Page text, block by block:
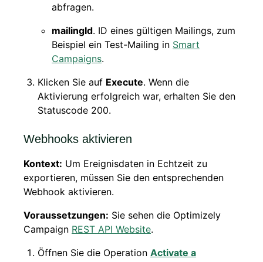
abfragen.
mailingId. ID eines gültigen Mailings, zum
Beispiel ein Test-Mailing in Smart
Campaigns.
Klicken Sie auf Execute. Wenn die
Aktivierung erfolgreich war, erhalten Sie den
Statuscode 200.
Webhooks aktivieren
Kontext: Um Ereignisdaten in Echtzeit zu
exportieren, müssen Sie den entsprechenden
Webhook aktivieren.
Voraussetzungen: Sie sehen die Optimizely
Campaign REST API Website.
Öffnen Sie die Operation Activate a